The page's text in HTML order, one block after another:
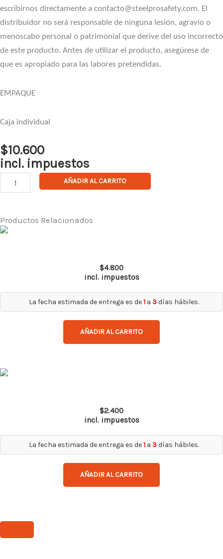
escribirnos directamente a contacto@steelprosafety.com. El
distribuidor no será responsable de ninguna lesión, agravio o
menoscabo personal o patrimonial que derive del uso incorrecto
de este producto. Antes de utilizar el producto, asegúrese de
que es apropiado para las labores pretendidas.
EMPAQUE
Caja individual
$10.600
incl. impuestos
Lente
Turbine
Gris
/
cantidad
AÑADIR AL CARRITO
Productos Relacionados
$4.800
incl. impuestos
La fecha estimada de entrega es de1 a 3días hábiles.
AÑADIR AL CARRITO
$2.400
incl. impuestos
La fecha estimada de entrega es de1 a 3días hábiles.
AÑADIR AL CARRITO